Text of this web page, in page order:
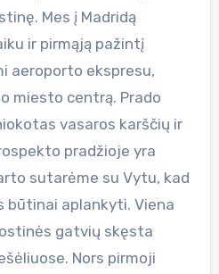
Mes į Madridą
ir pirmąją pažintį
aeroporto ekspresu,
miesto centrą. Prado
vasaros karščių ir
pradžioje yra
sutarėme su Vytu, kad
būtinai aplankyti. Viena
gatvių skęsta
Nors pirmoji